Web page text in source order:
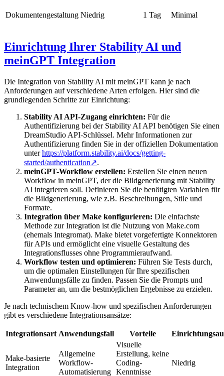
Dokumentengestaltung Niedrig 1 Tag Minimal
Einrichtung Ihrer Stability AI und
meinGPT Integration
Die Integration von Stability AI mit meinGPT kann je nach
Anforderungen auf verschiedene Arten erfolgen. Hier sind die
grundlegenden Schritte zur Einrichtung:
Stability AI API-Zugang einrichten: Für die
Authentifizierung bei der Stability AI API benötigen Sie einen
DreamStudio API-Schlüssel. Mehr Informationen zur
Authentifizierung finden Sie in der offiziellen Dokumentation
unterhttps://platform.stability.ai/docs/getting-
started/authentication↗.
meinGPT-Workflow erstellen: Erstellen Sie einen neuen
Workflow in meinGPT, der die Bildgenerierung mit Stability
AI integrieren soll. Definieren Sie die benötigten Variablen für
die Bildgenerierung, wie z.B. Beschreibungen, Stile und
Formate.
Integration über Make konfigurieren: Die einfachste
Methode zur Integration ist die Nutzung von Make.com
(ehemals Integromat). Make bietet vorgefertigte Konnektoren
für APIs und ermöglicht eine visuelle Gestaltung des
Integrationsflusses ohne Programmieraufwand.
Workflow testen und optimieren: Führen Sie Tests durch,
um die optimalen Einstellungen für Ihre spezifischen
Anwendungsfälle zu finden. Passen Sie die Prompts und
Parameter an, um die bestmöglichen Ergebnisse zu erzielen.
Je nach technischem Know-how und spezifischen Anforderungen
gibt es verschiedene Integrationsansätze:
Integrationsart Anwendungsfall Vorteile
Make-basierte
Integration
Allgemeine
Workflow-
Automatisierung
Visuelle
Erstellung, keine
Coding-
Kenntnisse
Niedrig